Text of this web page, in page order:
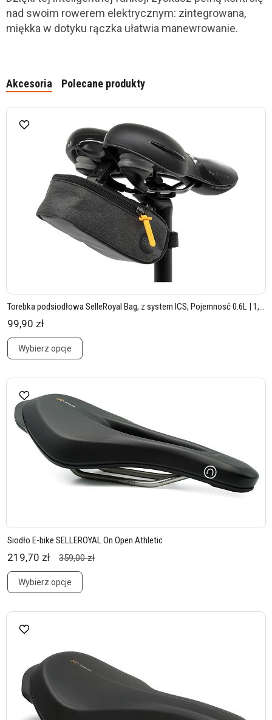
nad swoim rowerem elektrycznym: zintegrowana,
miękka w dotyku rączka ułatwia manewrowanie.
Akcesoria Polecane produkty
Torebka podsiodłowa SelleRoyal Bag, z system ICS, Pojemnosć 0.6L | 1,...
99,90 zł
Wybierz opcje
Siodło E-bike SELLEROYAL On Open Athletic
219,70 zł 359,00 zł
Wybierz opcje